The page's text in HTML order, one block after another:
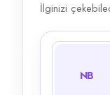
İlginizi
NB